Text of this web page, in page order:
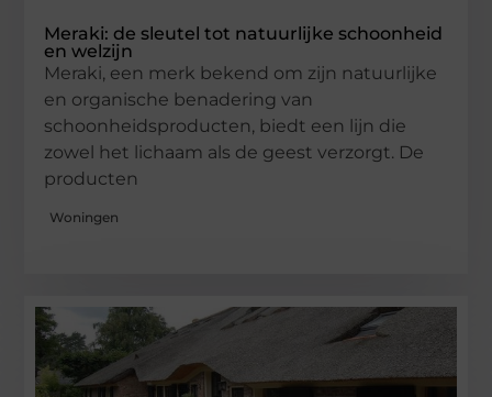
Meraki: de sleutel tot natuurlijke schoonheid
en welzijn
Meraki, een merk bekend om zijn natuurlijke
en organische benadering van
schoonheidsproducten, biedt een lijn die
zowel het lichaam als de geest verzorgt. De
producten
Woningen